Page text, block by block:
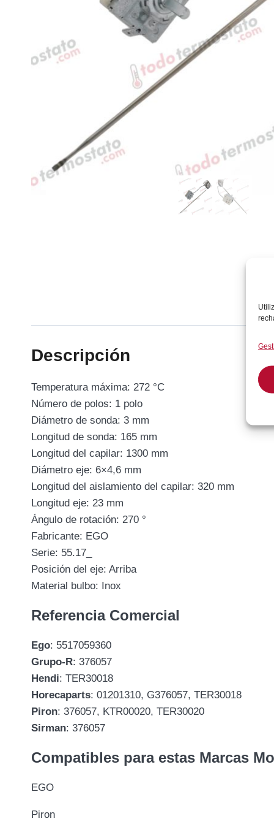
Descripción
Temperatura máxima: 272 °C
Número de polos: 1 polo
Diámetro de sonda: 3 mm
Longitud de sonda: 165 mm
Longitud del capilar: 1300 mm
Diámetro eje: 6×4,6 mm
Longitud del aislamiento del capilar: 320 mm
Longitud eje: 23 mm
Ángulo de rotación: 270 °
Fabricante: EGO
Serie: 55.17_
Posición del eje: Arriba
Material bulbo: Inox
Referencia Comercial
Ego: 5517059360
Grupo-R: 376057
Hendi: TER30018
Horecaparts: 01201310, G376057, TER30018
Piron: 376057, KTR00020, TER30020
Sirman: 376057
Compatibles para estas Marcas
EGO
Piron